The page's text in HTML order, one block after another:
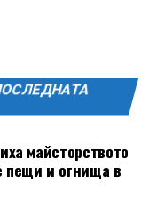
майсторството
пещи и огнища в